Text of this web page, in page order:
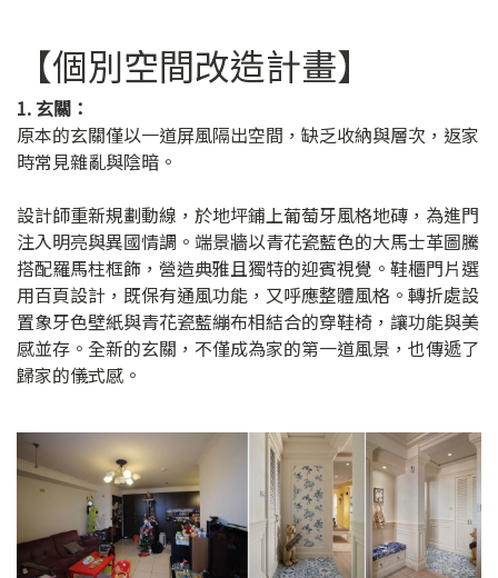
【個別空間改造計畫】
1. 玄關：
原本的玄關僅以一道屏風隔出空間，缺乏收納與層次，返家
時常見雜亂與陰暗。
設計師重新規劃動線，於地坪鋪上葡萄牙風格地磚，為進門
注入明亮與異國情調。端景牆以青花瓷藍色的大馬士革圖騰
搭配羅馬柱框飾，營造典雅且獨特的迎賓視覺。鞋櫃門片選
用百頁設計，既保有通風功能，又呼應整體風格。轉折處設
置象牙色壁紙與青花瓷藍繃布相結合的穿鞋椅，讓功能與美
感並存。全新的玄關，不僅成為家的第一道風景，也傳遞了
歸家的儀式感。